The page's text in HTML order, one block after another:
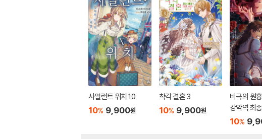
사일런트 위치 10
10% 9,900원
착각 결혼 3
10% 9,900원
비극의 원
강악역 최
은 국민을
10%